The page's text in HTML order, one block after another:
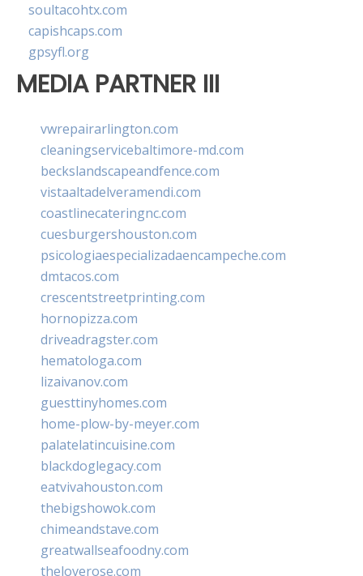
soultacohtx.com
capishcaps.com
gpsyfl.org
MEDIA PARTNER III
vwrepairarlington.com
cleaningservicebaltimore-md.com
beckslandscapeandfence.com
vistaaltadelveramendi.com
coastlinecateringnc.com
cuesburgershouston.com
psicologiaespecializadaencampeche.com
dmtacos.com
crescentstreetprinting.com
hornopizza.com
driveadragster.com
hematologa.com
lizaivanov.com
guesttinyhomes.com
home-plow-by-meyer.com
palatelatincuisine.com
blackdoglegacy.com
eatvivahouston.com
thebigshowok.com
chimeandstave.com
greatwallseafoodny.com
theloverose.com